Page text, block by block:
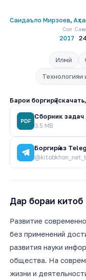
Барои боргирӣ
PDF
3.5 MB
Боргирӣ аз
Саидаъло Мирзоев,
Сол
2017
Илмӣ
Технологияи
Дар бораи китоб
Развитие
без применений
развития науки
общества. На
жизни и